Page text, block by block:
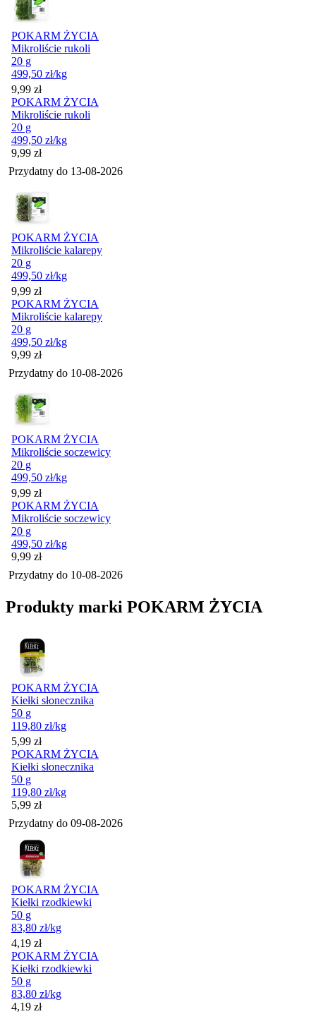
POKARM ŻYCIA
Mikroliście rukoli
20 g
499,50 zł/kg
Cena
9,99 zł
POKARM ŻYCIA
Mikroliście rukoli
20 g
499,50 zł/kg
Cena
9,99 zł
Przydatny do 13-08-2026
POKARM ŻYCIA
Mikroliście kalarepy
20 g
499,50 zł/kg
Cena
9,99 zł
POKARM ŻYCIA
Mikroliście kalarepy
20 g
499,50 zł/kg
Cena
9,99 zł
Przydatny do 10-08-2026
POKARM ŻYCIA
Mikroliście soczewicy
20 g
499,50 zł/kg
Cena
9,99 zł
POKARM ŻYCIA
Mikroliście soczewicy
20 g
499,50 zł/kg
Cena
9,99 zł
Przydatny do 10-08-2026
Produkty marki POKARM ŻYCIA
POKARM ŻYCIA
Kiełki słonecznika
50 g
119,80 zł/kg
Cena
5,99 zł
POKARM ŻYCIA
Kiełki słonecznika
50 g
119,80 zł/kg
Cena
5,99 zł
Przydatny do 09-08-2026
POKARM ŻYCIA
Kiełki rzodkiewki
50 g
83,80 zł/kg
Cena
4,19 zł
POKARM ŻYCIA
Kiełki rzodkiewki
50 g
83,80 zł/kg
Cena
4,19 zł